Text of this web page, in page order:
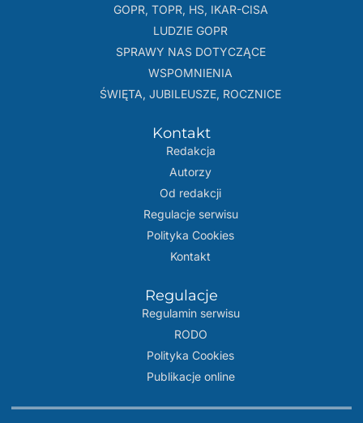
GOPR, TOPR, HS, IKAR-CISA
LUDZIE GOPR
SPRAWY NAS DOTYCZĄCE
WSPOMNIENIA
ŚWIĘTA, JUBILEUSZE, ROCZNICE
Kontakt
Redakcja
Autorzy
Od redakcji
Regulacje serwisu
Polityka Cookies
Kontakt
Regulacje
Regulamin serwisu
RODO
Polityka Cookies
Publikacje online